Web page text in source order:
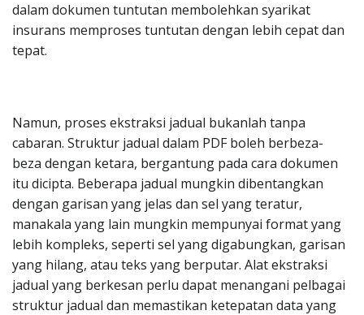
dalam dokumen tuntutan membolehkan syarikat
insurans memproses tuntutan dengan lebih cepat dan
tepat.
Namun, proses ekstraksi jadual bukanlah tanpa
cabaran. Struktur jadual dalam PDF boleh berbeza-
beza dengan ketara, bergantung pada cara dokumen
itu dicipta. Beberapa jadual mungkin dibentangkan
dengan garisan yang jelas dan sel yang teratur,
manakala yang lain mungkin mempunyai format yang
lebih kompleks, seperti sel yang digabungkan, garisan
yang hilang, atau teks yang berputar. Alat ekstraksi
jadual yang berkesan perlu dapat menangani pelbagai
struktur jadual dan memastikan ketepatan data yang